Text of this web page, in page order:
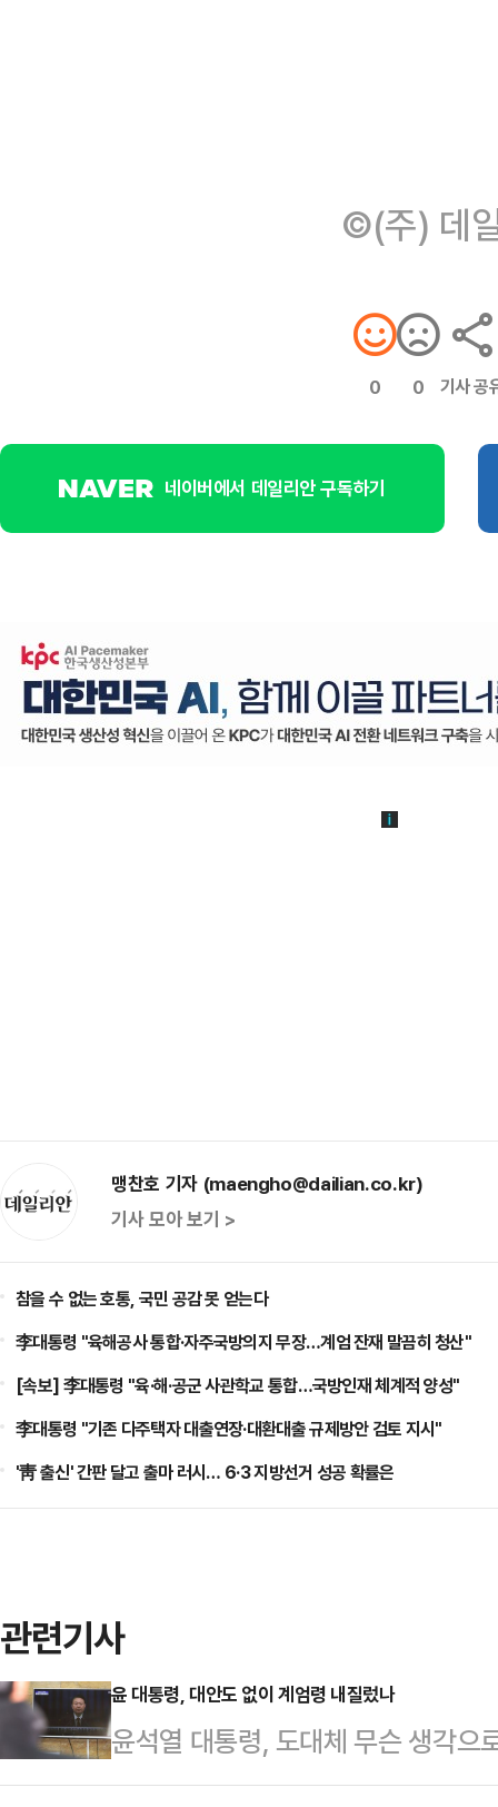
©(주) 데
0 0 기사 공
네이버에서 데일리안 구독하기
맹찬호 기자 (maengho@dailian.co.kr)
기사 모아 보기 >
참을 수 없는 호통, 국민 공감 못 얻는다
李대통령 "육해공사 통합·자주국방의지 무장…계엄 잔재 말끔히 청산"
[속보] 李대통령 "육·해·공군 사관학교 통합…국방인재 체계적 양성"
李대통령 "기존 다주택자 대출연장·대환대출 규제방안 검토 지시"
'靑 출신' 간판 달고 출마 러시… 6·3 지방선거 성공 확률은
관련기사
윤 대통령, 대안도 없이 계엄령 내질렀나
윤석열 대통령, 도대체 무슨 생각
해할 수가 없다. 헌법은 “국회가 재